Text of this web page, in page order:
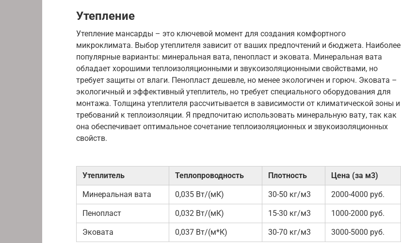
Утепление
Утепление мансарды – это ключевой момент для создания комфортного
микроклимата. Выбор утеплителя зависит от ваших предпочтений и бюджета. Наиболее
популярные варианты: минеральная вата, пенопласт и эковата. Минеральная вата
обладает хорошими теплоизоляционными и звукоизоляционными свойствами, но
требует защиты от влаги. Пенопласт дешевле, но менее экологичен и горюч. Эковата –
экологичный и эффективный утеплитель, но требует специального оборудования для
монтажа. Толщина утеплителя рассчитывается в зависимости от климатической зоны и
требований к теплоизоляции. Я предпочитаю использовать минеральную вату, так как
она обеспечивает оптимальное сочетание теплоизоляционных и звукоизоляционных
свойств.
Утеплитель Теплопроводность Плотность Цена (за м3)
Минеральная вата 0,035 Вт/(мК) 30-50 кг/м3 2000-4000 руб.
Пенопласт 0,032 Вт/(мК) 15-30 кг/м3 1000-2000 руб.
Эковата 0,037 Вт/(м*К) 30-70 кг/м3 3000-5000 руб.